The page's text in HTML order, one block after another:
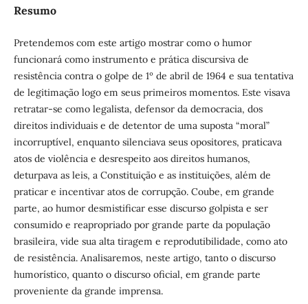
Resumo
Pretendemos com este artigo mostrar como o humor
funcionará como instrumento e prática discursiva de
resistência contra o golpe de 1º de abril de 1964 e sua tentativa
de legitimação logo em seus primeiros momentos. Este visava
retratar-se como legalista, defensor da democracia, dos
direitos individuais e de detentor de uma suposta “moral”
incorruptível, enquanto silenciava seus opositores, praticava
atos de violência e desrespeito aos direitos humanos,
deturpava as leis, a Constituição e as instituições, além de
praticar e incentivar atos de corrupção. Coube, em grande
parte, ao humor desmistificar esse discurso golpista e ser
consumido e reapropriado por grande parte da população
brasileira, vide sua alta tiragem e reprodutibilidade, como ato
de resistência. Analisaremos, neste artigo, tanto o discurso
humorístico, quanto o discurso oficial, em grande parte
proveniente da grande imprensa.